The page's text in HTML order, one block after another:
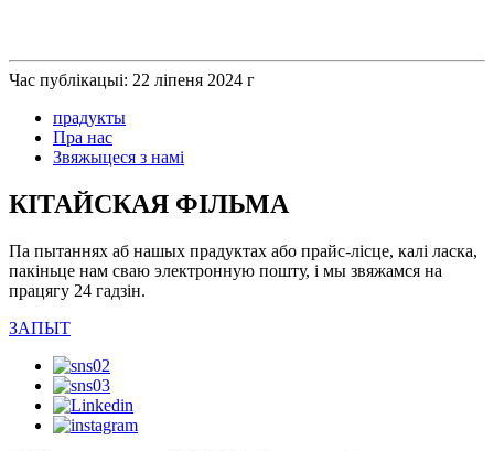
Час публікацыі: 22 ліпеня 2024 г
прадукты
Пра нас
Звяжыцеся з намі
КІТАЙСКАЯ ФІЛЬМА
Па пытаннях аб нашых прадуктах або прайс-лісце, калі ласка,
пакіньце нам сваю электронную пошту, і мы звяжамся на
працягу 24 гадзін.
ЗАПЫТ